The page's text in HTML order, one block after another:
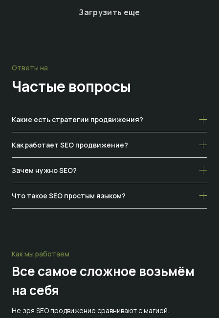
Загрузить еще
Ответы на
Частые вопросы
Какие есть стратегии продвижения?
Как работает SEO продвижение?
Зачем нужно SEO?
Что такое SEO простым языком?
Как мы работаем
Все самое сложное возьмём
на себя
Не зря SEO продвижение сравнивают с магией.